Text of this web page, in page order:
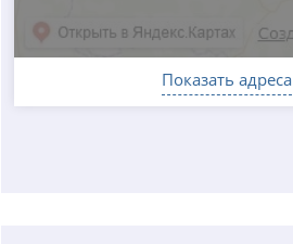
Показать адреса